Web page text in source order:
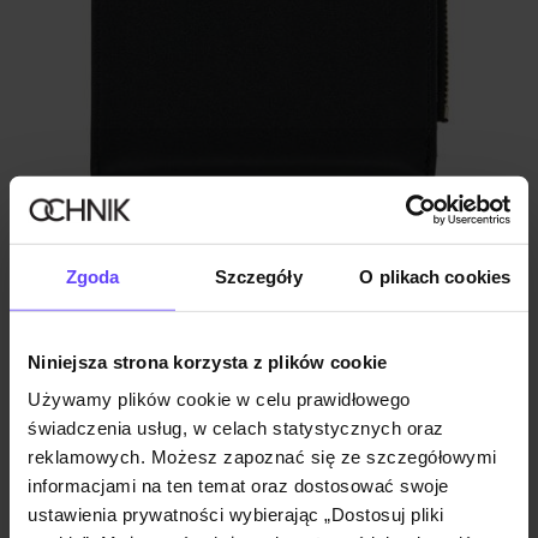
Zgoda Szczegóły O plikach cookies
Niniejsza strona korzysta z plików cookie
Używamy plików cookie w celu prawidłowego
świadczenia usług, w celach statystycznych oraz
reklamowych. Możesz zapoznać się ze szczegółowymi
informacjami na ten temat oraz dostosować swoje
ustawienia prywatności wybierając „Dostosuj pliki
Czarny mały portfel damski
4.9 (17)